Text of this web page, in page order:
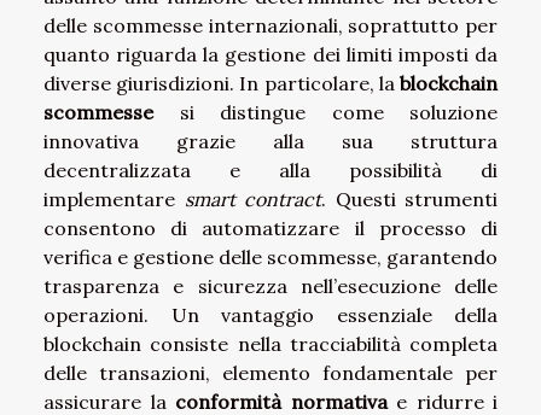
delle scommesse internazionali, soprattutto per
quanto riguarda la gestione dei limiti imposti da
diverse giurisdizioni. In particolare, la blockchain
scommessesi distingue come soluzione
innovativa grazie alla sua struttura
decentralizzata e alla possibilità di
implementare smart contract. Questi strumenti
consentono di automatizzare il processo di
verifica e gestione delle scommesse, garantendo
trasparenza e sicurezza nell’esecuzione delle
operazioni. Un vantaggio essenziale della
blockchain consiste nella tracciabilità completa
delle transazioni, elemento fondamentale per
assicurare la conformità normativae ridurre i